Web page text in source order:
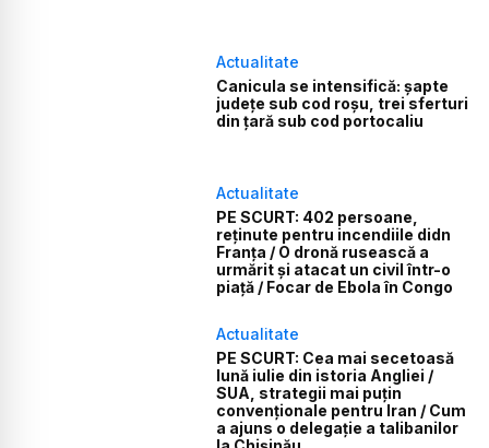
Actualitate
Canicula se intensifică: șapte
județe sub cod roșu, trei sferturi
din țară sub cod portocaliu
Actualitate
PE SCURT: 402 persoane,
reținute pentru incendiile didn
Franța / O dronă rusească a
urmărit și atacat un civil într-o
piață / Focar de Ebola în Congo
Actualitate
PE SCURT: Cea mai secetoasă
lună iulie din istoria Angliei /
SUA, strategii mai puțin
convenționale pentru Iran / Cum
a ajuns o delegație a talibanilor